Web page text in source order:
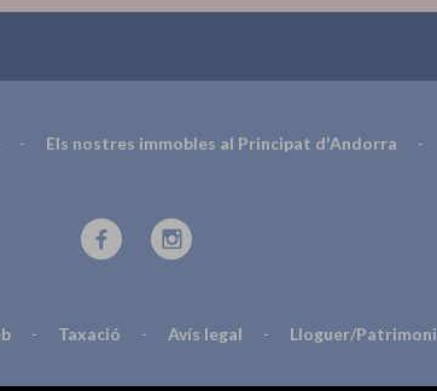
- Els nostres immobles al Principat d'Andorra -
- Taxació - Avís legal - Lloguer/Patrimoni